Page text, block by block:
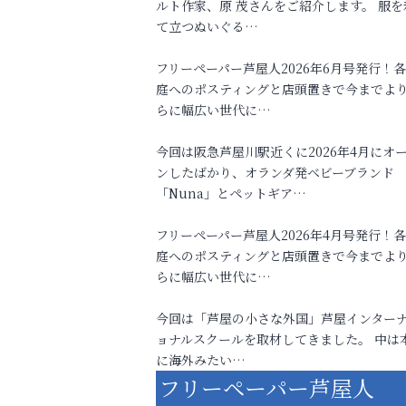
ルト作家、原 茂さんをご紹介します。 服を
て立つぬいぐる…
フリーペーパー芦屋人2026年6月号発行！
庭へのポスティングと店頭置きで今までよ
らに幅広い世代に…
今回は阪急芦屋川駅近くに2026年4月にオ
ンしたばかり、オランダ発ベビーブランド
「Nuna」とペットギア…
フリーペーパー芦屋人2026年4月号発行！
庭へのポスティングと店頭置きで今までよ
らに幅広い世代に…
今回は「芦屋の小さな外国」芦屋インター
ョナルスクールを取材してきました。 中は
に海外みたい…
フリーペーパー芦屋人